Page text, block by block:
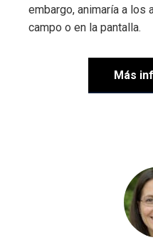
embargo, animaría a los
campo o en la pantalla.
Más